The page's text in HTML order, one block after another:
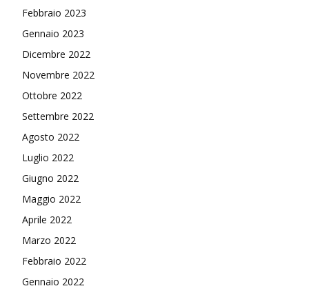
Febbraio 2023
Gennaio 2023
Dicembre 2022
Novembre 2022
Ottobre 2022
Settembre 2022
Agosto 2022
Luglio 2022
Giugno 2022
Maggio 2022
Aprile 2022
Marzo 2022
Febbraio 2022
Gennaio 2022